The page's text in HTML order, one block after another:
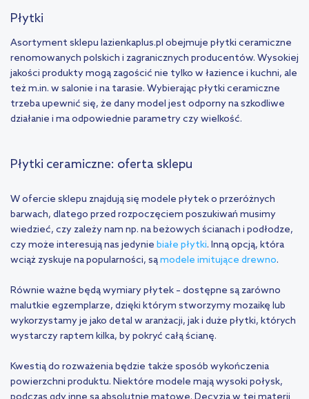
Płytki
Asortyment sklepu lazienkaplus.pl obejmuje płytki ceramiczne
renomowanych polskich i zagranicznych producentów. Wysokiej
jakości produkty mogą zagościć nie tylko w łazience i kuchni, ale
też m.in. w salonie i na tarasie. Wybierając płytki ceramiczne
trzeba upewnić się, że dany model jest odporny na szkodliwe
działanie i ma odpowiednie parametry czy wielkość.
Płytki ceramiczne: oferta sklepu
W ofercie sklepu znajdują się modele płytek o przeróżnych
barwach, dlatego przed rozpoczęciem poszukiwań musimy
wiedzieć, czy zależy nam np. na beżowych ścianach i podłodze,
czy może interesują nas jedynie białe płytki. Inną opcją, która
wciąż zyskuje na popularności, sąmodele imitujące drewno.
Równie ważne będą wymiary płytek – dostępne są zarówno
malutkie egzemplarze, dzięki którym stworzymy mozaikę lub
wykorzystamy je jako detal w aranżacji, jak i duże płytki, których
wystarczy raptem kilka, by pokryć całą ścianę.
Kwestią do rozważenia będzie także sposób wykończenia
powierzchni produktu. Niektóre modele mają wysoki połysk,